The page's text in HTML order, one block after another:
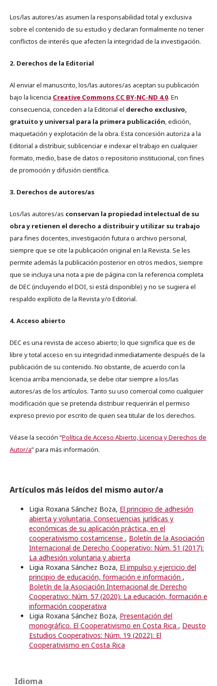
Los/las autores/as asumen la responsabilidad total y exclusiva
sobre el contenido de su estudio y declaran formalmente no tener
conflictos de interés que afecten la integridad de la investigación.
2. Derechos de la Editorial
Al enviar el manuscrito, los/las autores/as aceptan su publicación
bajo la licencia Creative Commons CC BY-NC-ND 4.0. En
consecuencia, conceden a la Editorial el derecho exclusivo,
gratuito y universal para la primera publicación, edición,
maquetación y explotación de la obra. Esta concesión autoriza a la
Editorial a distribuir, sublicenciar e indexar el trabajo en cualquier
formato, medio, base de datos o repositorio institucional, con fines
de promoción y difusión científica.
3. Derechos de autores/as
Los/las autores/as conservan la propiedad intelectual de su
obra y retienen el derecho a distribuir y utilizar su trabajo
para fines docentes, investigación futura o archivo personal,
siempre que se cite la publicación original en la Revista. Se les
permite además la publicación posterior en otros medios, siempre
que se incluya una nota a pie de página con la referencia completa
de DEC (incluyendo el DOI, si está disponible) y no se sugiera el
respaldo explícito de la Revista y/o Editorial.
4. Acceso abierto
DEC es una revista de acceso abierto; lo que significa que es de
libre y total acceso en su integridad inmediatamente después de la
publicación de su contenido. No obstante, de acuerdo con la
licencia arriba mencionada, se debe citar siempre a los/las
autores/as de los artículos. Tanto su uso comercial como cualquier
modificación que se pretenda distribuir requerirán el permiso
expreso previo por escrito de quien sea titular de los derechos.
Véase la sección “Política de Acceso Abierto, Licencia y Derechos de
Autor/a” para más información.
Artículos más leídos del mismo autor/a
Ligia Roxana Sánchez Boza, El principio de adhesión
abierta y voluntaria. Consecuencias jurídicas y
económicas de su aplicación práctica, en el
cooperativismo costarricense , Boletín de la Asociación
Internacional de Derecho Cooperativo: Núm. 51 (2017):
La adhesión voluntaria y abierta
Ligia Roxana Sánchez Boza, El impulso y ejercicio del
principio de educación, formación e información ,
Boletín de la Asociación Internacional de Derecho
Cooperativo: Núm. 57 (2020): La educación, formación e
información cooperativa
Ligia Roxana Sánchez Boza, Presentación del
monográfico. El Cooperativismo en Costa Rica , Deusto
Estudios Cooperativos: Núm. 19 (2022): El
Cooperativismo en Costa Rica
Idioma